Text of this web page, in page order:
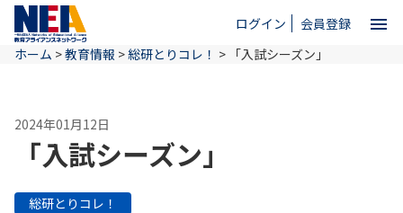
ログイン 会員登録 menu
ホーム
NEAとは
ホーム >教育情報 >総研とりコレ！ > 「入試シーズン」
2024年01月12日
「入試シーズン」
総研とりコレ！